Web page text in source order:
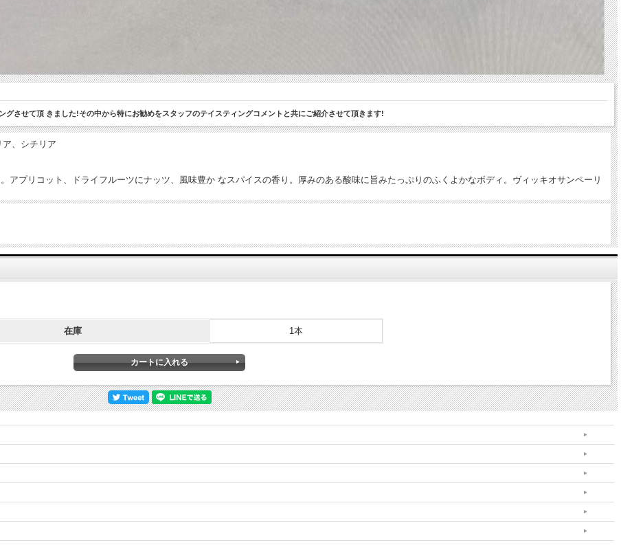
させて頂 きました!その中から特にお勧めをスタッフのテイスティングコメントと共にご紹介させて頂きます!
、シチリア
アプリコット、ドライフルーツにナッツ、風味豊か なスパイスの香り。厚みのある酸味に旨みたっぷりのふくよかなボディ。ヴィッキオサンペーリ
在庫 1本